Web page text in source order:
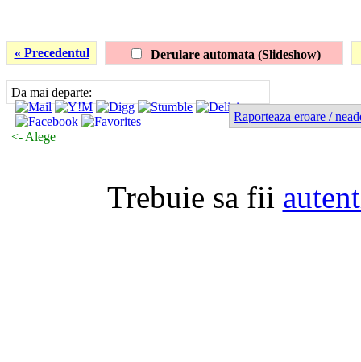
« Precedentul Derulare automata (Slideshow)
Da mai departe:
<- Alege
Raporteaza eroare /
Trebuie sa fii